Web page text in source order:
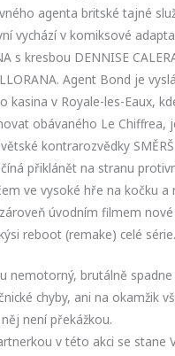
agenta britské tajné
vychází v komiksové
s kresbou DENNISE
Agent Bond je
kasina v Royale-les-Eaux,
obávaného Le Chiffrea,
kontrarozvědky
přiklánět na stranu
ve vysoké hře na kočku a
úvodním filmem
reboot (remake) celé série.
nemotorný, brutálně
chyby, ani na okamžik
není překážkou.
v této akci se stane